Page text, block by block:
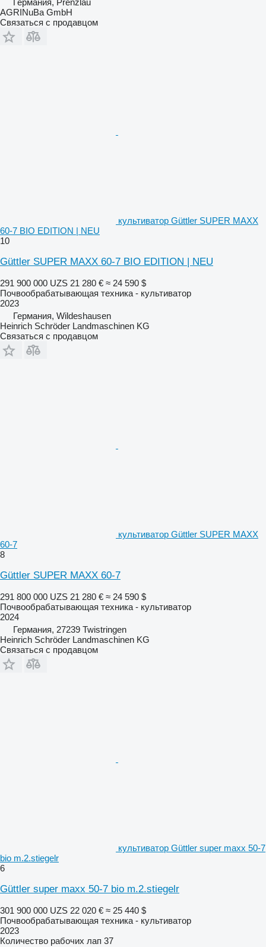
AGRINuBa GmbH
Связаться с продавцом
культиватор Güttler SUPER MAXX
60-7 BIO EDITION | NEU
10
Güttler SUPER MAXX 60-7 BIO EDITION | NEU
291 900 000 UZS 21 280 € ≈ 24 590 $
Почвообрабатывающая техника - культиватор
2023
Германия, Wildeshausen
Heinrich Schröder Landmaschinen KG
Связаться с продавцом
культиватор Güttler SUPER MAXX
60-7
8
Güttler SUPER MAXX 60-7
291 800 000 UZS 21 280 € ≈ 24 590 $
Почвообрабатывающая техника - культиватор
2024
Германия, 27239 Twistringen
Heinrich Schröder Landmaschinen KG
Связаться с продавцом
культиватор Güttler super maxx 50-7
bio m.2.stiegelr
6
Güttler super maxx 50-7 bio m.2.stiegelr
301 900 000 UZS 22 020 € ≈ 25 440 $
Почвообрабатывающая техника - культиватор
2023
Количество рабочих лап 37